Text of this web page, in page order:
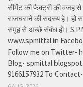
सीमेंट की फैक्ट्री की वजह से
राजघराने की सदस्य हे। हो
समूह से अच्छे संबंध हो।
www.spmittal.in
Follow me on Twitter-
Blog-
9166157932 To